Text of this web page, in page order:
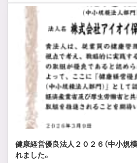
健康経営優良法人２０２６（中小規
れました。